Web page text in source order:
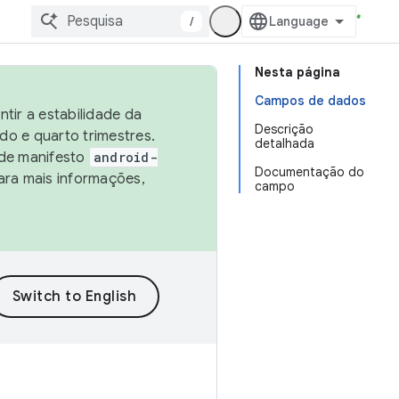
/
Nesta página
Campos de dados
Descrição
detalhada
Documentação do
campo
a estabilidade da
e quarto trimestres.
manifesto
android-
mais informações,